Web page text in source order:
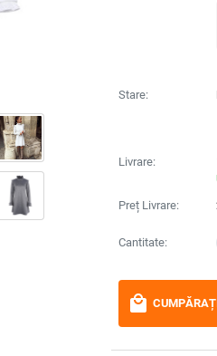
Stare:
Livrare:
Preț Livrare:
Cantitate:
local_mall